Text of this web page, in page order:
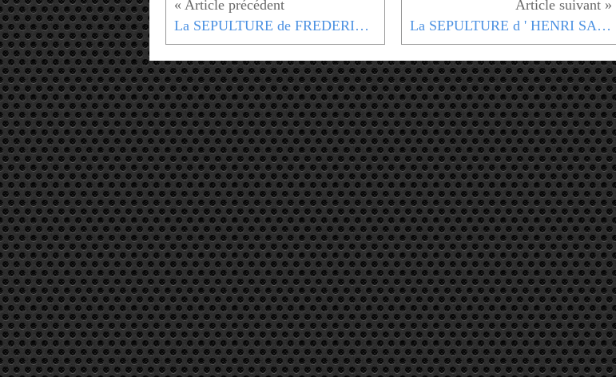
La SEPULTURE de FREDERIC CHOPIN - Cimetière Père Lachaise La SEPULTURE d ' HENRI SALVADOR - Cimetière Père Lachaise